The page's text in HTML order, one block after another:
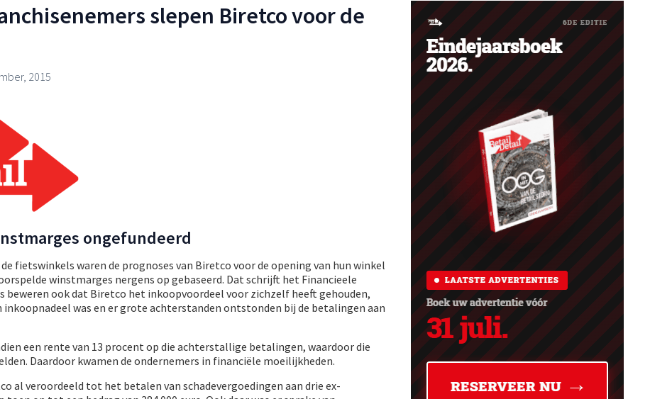
slepen Biretco voor de
2015
ongefundeerd
fietswinkels waren de prognoses van Biretco voor de opening van hun winkel
winstmarges nergens op gebaseerd. Dat schrijft het Financieele
beweren ook dat Biretco het inkoopvoordeel voor zichzelf heeft gehouden,
inkoopnadeel was en er grote achterstanden ontstonden bij de betalingen aan
een rente van 13 procent op die achterstallige betalingen, waardoor die
Daardoor kwamen de ondernemers in financiële moeilijkheden.
al veroordeeld tot het betalen van schadevergoedingen aan drie ex-